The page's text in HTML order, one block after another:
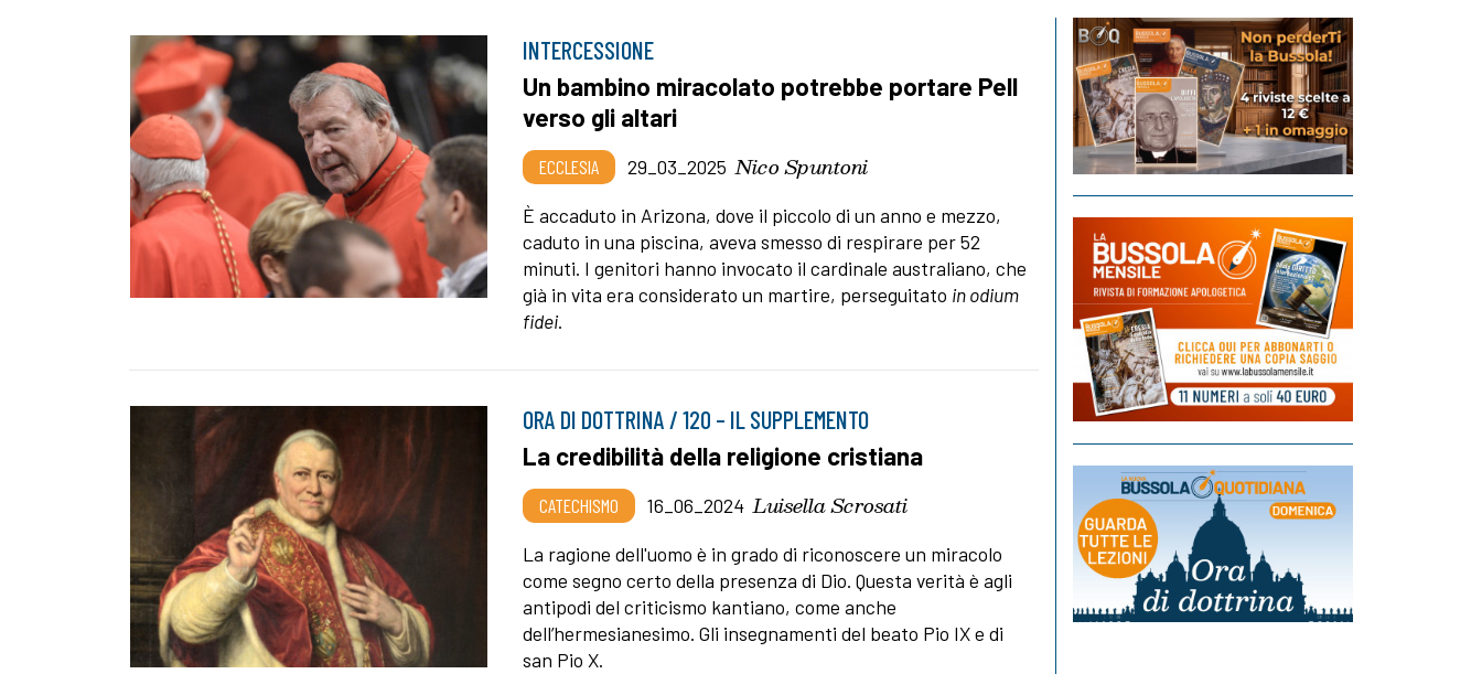
INTERCESSIONE
Un bambino miracolato potrebbe portare Pell
verso gli altari
ECCLESIA 29_03_2025 Nico Spuntoni
È accaduto in Arizona, dove il piccolo di un anno e mezzo,
caduto in una piscina, aveva smesso di respirare per 52
minuti. I genitori hanno invocato il cardinale australiano, che
già in vita era considerato un martire, perseguitato in odium
fidei.
ORA DI DOTTRINA / 120 – IL SUPPLEMENTO
La credibilità della religione cristiana
CATECHISMO 16_06_2024 Luisella Scrosati
La ragione dell'uomo è in grado di riconoscere un miracolo
come segno certo della presenza di Dio. Questa verità è agli
antipodi del criticismo kantiano, come anche
dell’hermesianesimo. Gli insegnamenti del beato Pio IX e di
san Pio X.